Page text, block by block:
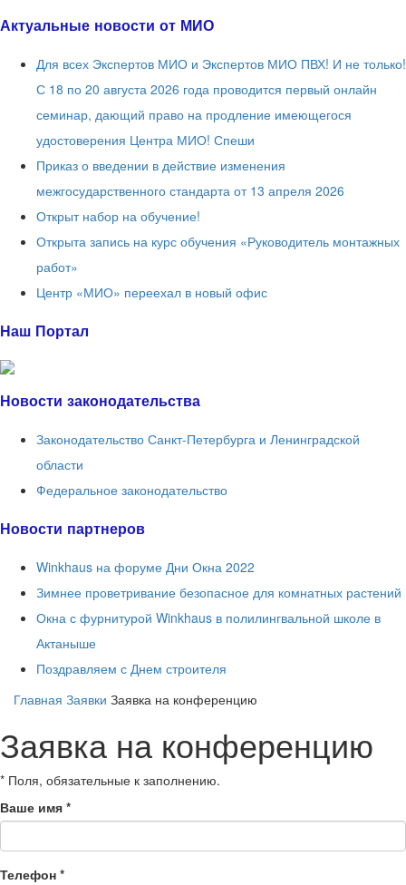
Актуальные новости от МИО
Для всех Экспертов МИО и Экспертов МИО ПВХ! И не только!
С 18 по 20 августа 2026 года проводится первый онлайн
семинар, дающий право на продление имеющегося
удостоверения Центра МИО! Спеши
Приказ о введении в действие изменения
межгосударственного стандарта от 13 апреля 2026
Открыт набор на обучение!
Открыта запись на курс обучения «Руководитель монтажных
работ»
Центр «МИО» переехал в новый офис
Наш Портал
Новости законодательства
Законодательство Санкт-Петербурга и Ленинградской
области
Федеральное законодательство
Новости партнеров
Winkhaus на форуме Дни Окна 2022
Зимнее проветривание безопасное для комнатных растений
Окна с фурнитурой Winkhaus в полилингвальной школе в
Актаныше
Поздравляем с Днем строителя
Главная Заявки Заявка на конференцию
Заявка на конференцию
* Поля, обязательные к заполнению.
Ваше имя *
Телефон *